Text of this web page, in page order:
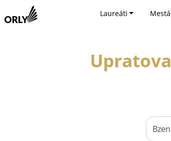
Laureáti Mestá